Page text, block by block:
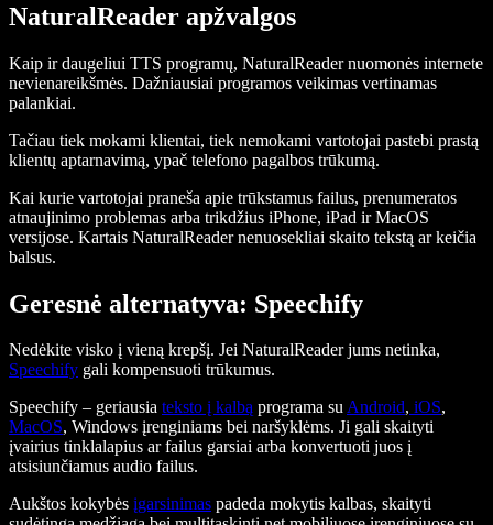
NaturalReader apžvalgos
Kaip ir daugeliui TTS programų, NaturalReader nuomonės internete
nevienareikšmės. Dažniausiai programos veikimas vertinamas
palankiai.
Tačiau tiek mokami klientai, tiek nemokami vartotojai pastebi prastą
klientų aptarnavimą, ypač telefono pagalbos trūkumą.
Kai kurie vartotojai praneša apie trūkstamus failus, prenumeratos
atnaujinimo problemas arba trikdžius iPhone, iPad ir MacOS
versijose. Kartais NaturalReader nenuosekliai skaito tekstą ar keičia
balsus.
Geresnė alternatyva: Speechify
Nedėkite visko į vieną krepšį. Jei NaturalReader jums netinka,
Speechify gali kompensuoti trūkumus.
Speechify – geriausia teksto į kalbą programa suAndroid, iOS,
MacOS, Windows įrenginiams bei naršyklėms. Ji gali skaityti
įvairius tinklalapius ar failus garsiai arba konvertuoti juos į
atsisiunčiamus audio failus.
Aukštos kokybės įgarsinimas padeda mokytis kalbas, skaityti